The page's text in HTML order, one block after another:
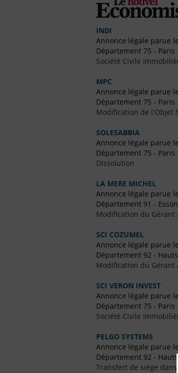
INDI
Annonce légale parue
Département 75 - Paris
Société Civile
MPC
Annonce légale parue
Département 75 - Paris
Modification de l'Objet
SOLESABBIA
Annonce légale parue
Département 75 - Paris
Dissolution
LA MERE MICHEL
Annonce légale parue
Département 91 -
Modification du Gérant
SCI COZUMEL
Annonce légale parue
Département 92 -
Modification du Gérant
SCI VERON INVEST
Annonce légale parue
Département 75 - Paris
Société Civile
PELGO SYSTEMS
Annonce légale parue
Département 92 -
Transfert de siège